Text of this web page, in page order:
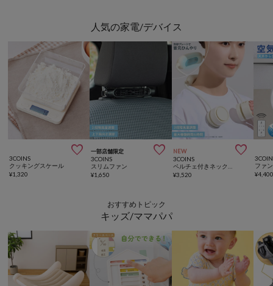
人気の家電/デバイス

3COINS
クッキングスケール
¥1,320
一部店舗限定 
3COINS
スリムファン
¥1,650
NEW 
3COINS
¥3,520 ¥
おすすめトピック
キッズ/ママパパ